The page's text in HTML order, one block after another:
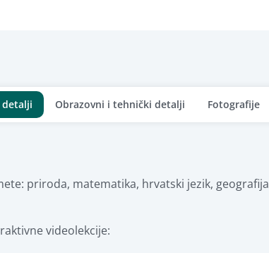
detalji Obrazovni i tehnički detalji Fotografije
priroda, matematika, hrvatski jezik, geografija